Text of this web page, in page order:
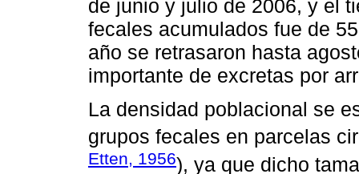
de junio y julio de 2006, y el
fecales acumulados fue de
año se retrasaron hasta
importante de excretas por
La densidad poblacional se
grupos fecales en parcelas
Etten, 1956), ya que dicho